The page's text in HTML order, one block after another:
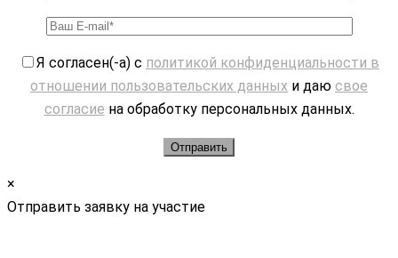
Я согласен(-а) с политикой конфиденциальности в
отношении пользовательских данных и даю свое
согласие на обработку персональных данных.
×
Отправить заявку на участие